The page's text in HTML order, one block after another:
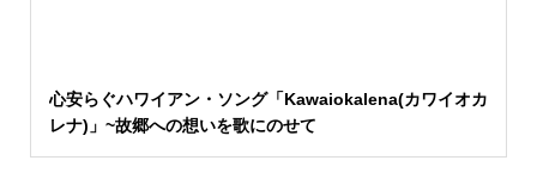
心安らぐハワイアン・ソング「Kawaiokalena(カワイオカ
レナ)」~故郷への想いを歌にのせて